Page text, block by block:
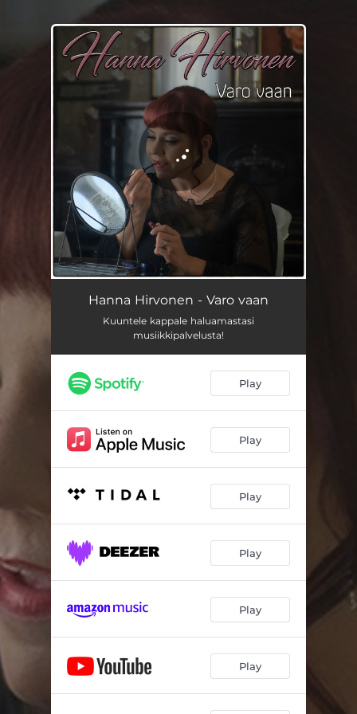
You're all set!
Hanna Hirvonen - Varo vaan
Kuuntele kappale haluamastasi
musiikkipalvelusta!
Play
Play
Play
Play
Play
Play